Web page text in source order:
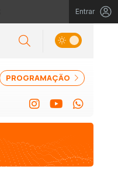
Entrar
PROGRAMAÇÃO